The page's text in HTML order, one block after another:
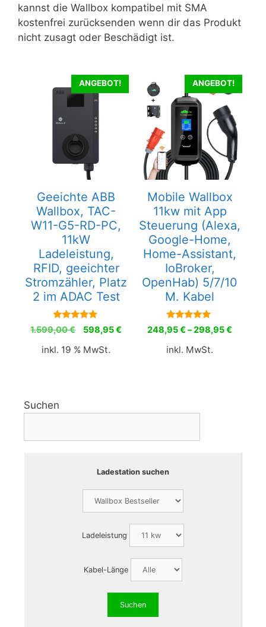
kannst die Wallbox kompatibel mit SMA
kostenfrei zurücksenden wenn dir das Produkt
nicht zusagt oder Beschädigt ist.
ANGEBOT!
Geeichte ABB
Wallbox, TAC-
W11-G5-RD-PC,
11kW
Ladeleistung,
RFID, geeichter
Stromzähler, Platz
2 im ADAC Test
5.00
von 5
1.599,00€
Ursprünglicher
war:
598,95€ Aktueller
inkl. 19 % MwSt.
ANGEBOT!
Mobile Wallbox
11kw mit App
Steuerung (Alexa,
Google-Home,
Home-Assistant,
IoBroker,
OpenHab) 5/7/10
M. Kabel
5.00
von 5
248,95€ –298,95€
inkl. MwSt.
Suchen
Ladestation suchen
Ladeleistung
Kabel-Länge